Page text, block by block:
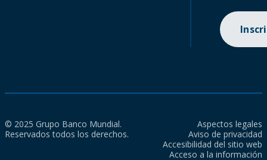
© 2025 Grupo Banco Mundial.
Reservados todos los derechos.
Aspectos legales
Aviso de privacidad
Accesibilidad del sitio web
Acceso a la información